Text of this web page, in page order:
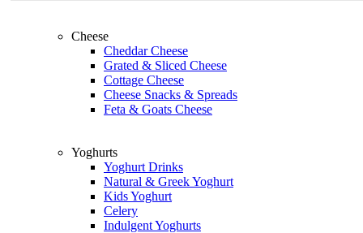
Cheese
Cheddar Cheese
Grated & Sliced Cheese
Cottage Cheese
Cheese Snacks & Spreads
Feta & Goats Cheese
Yoghurts
Yoghurt Drinks
Natural & Greek Yoghurt
Kids Yoghurt
Celery
Indulgent Yoghurts